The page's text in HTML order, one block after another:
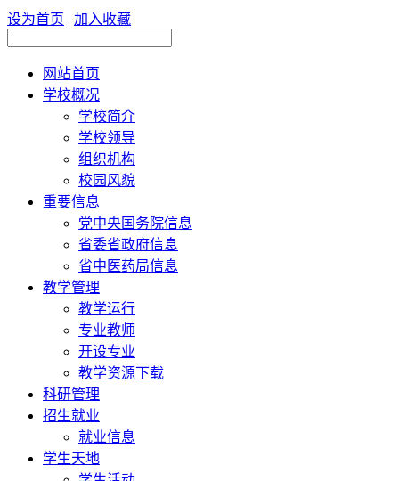
设为首页 | 加入收藏
网站首页
学校概况
学校简介
学校领导
组织机构
校园风貌
重要信息
党中央国务院信息
省委省政府信息
省中医药局信息
教学管理
教学运行
专业教师
开设专业
教学资源下载
科研管理
招生就业
就业信息
学生天地